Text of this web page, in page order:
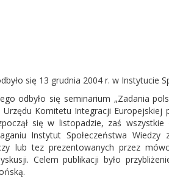
się 13 grudnia 2004 r. w Instytucie
odbyło się seminarium „Zadania
Komitetu Integracji
się w listopadzie, zaś wszystkie
Instytut Społeczeństwa Wiedzy
lub tez prezentowanych przez
Celem publikacji było